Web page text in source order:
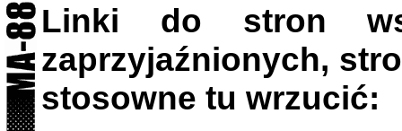
Linki do stron
zaprzyjaźnionych,
stosowne tu wrzucić: